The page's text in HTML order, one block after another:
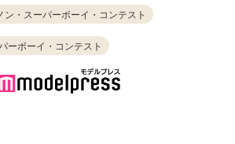
ン・スーパーボーイ・コンテスト
ーボーイ・コンテスト